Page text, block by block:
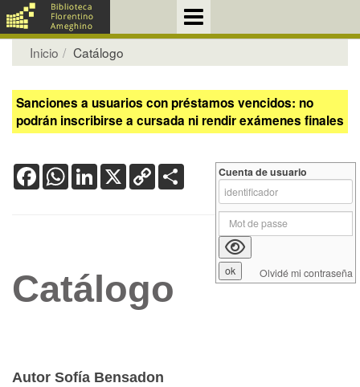
Inicio Catálogo
Sanciones a usuarios con préstamos vencidos: no
podrán inscribirse a cursada ni rendir exámenes finales
FacebookWhatsApp
LinkedIn
X Copy
Link
Catálogo
Autor Sofía Bensadon
Cuenta de usuario
Olvidé mi contraseña